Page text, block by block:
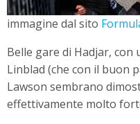
immagine dal sito
Belle gare di Hadjar, con
Linblad (che con il buon
Lawson sembrano
effettivamente molto